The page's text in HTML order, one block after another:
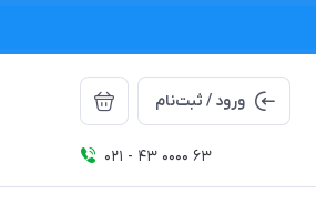
ورود / ثبت‌نام
021 - 43 0000 63